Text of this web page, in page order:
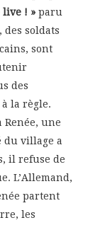
live ! »paru
des soldats
sont
des
la règle.
Renée, une
du village a
il refuse de
L’Allemand,
partent
les